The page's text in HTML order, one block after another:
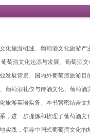
化旅游概述、葡萄酒文化旅游
萄酒文化起源与发展、葡萄酒
发展背景、国内外葡萄酒旅游
葡萄酒礼仪与侍酒文化、葡萄
旅游英语实务。本书紧密结合
，进一步提炼和梳理了葡萄酒
实践，倡导中国式葡萄酒文化